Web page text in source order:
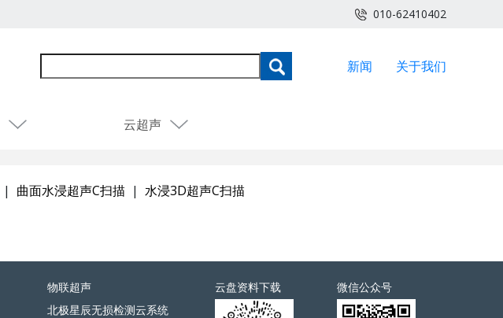
010-62410402
新闻 关于我们
云超声
| 曲面水浸超声C扫描 | 水浸3D超声C扫描
物联超声 云盘资料下载 微信公众号
北极星辰无损检测云系统